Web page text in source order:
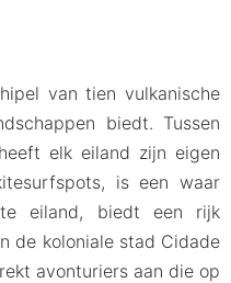
van tien vulkanische
biedt. Tussen
elk eiland zijn eigen
is een waar
eiland, biedt een rijk
de koloniale stad Cidade
avonturiers aan die op